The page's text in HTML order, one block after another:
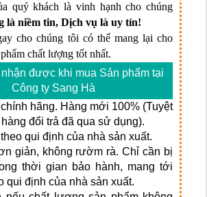
quý khách là vinh hạnh cho chúng
là niềm tin, Dịch vụ là uy tín!
cho chúng tôi có thể mang lại cho
chất lượng tốt nhất.
được khi mua Sản phẩm tại
Công ty Sang Hà
hãng. Hàng mới 100% (Tuyệt
đổi trả đã qua sử dụng).
qui định của nhà sản xuất.
giản, không rườm rà. Chỉ cần bị
thời gian bảo hành, mang tới
qui định của nhà sản xuất.